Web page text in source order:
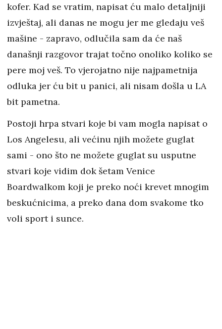
kofer. Kad se vratim, napisat ću malo detaljniji
izvještaj, ali danas ne mogu jer me gledaju veš
mašine - zapravo, odlučila sam da će naš
današnji razgovor trajat točno onoliko koliko se
pere moj veš. To vjerojatno nije najpametnija
odluka jer ću bit u panici, ali nisam došla u LA
bit pametna.
Postoji hrpa stvari koje bi vam mogla napisat o
Los Angelesu, ali većinu njih možete guglat
sami - ono što ne možete guglat su usputne
stvari koje vidim dok šetam Venice
Boardwalkom koji je preko noći krevet mnogim
beskućnicima, a preko dana dom svakome tko
voli sport i sunce.